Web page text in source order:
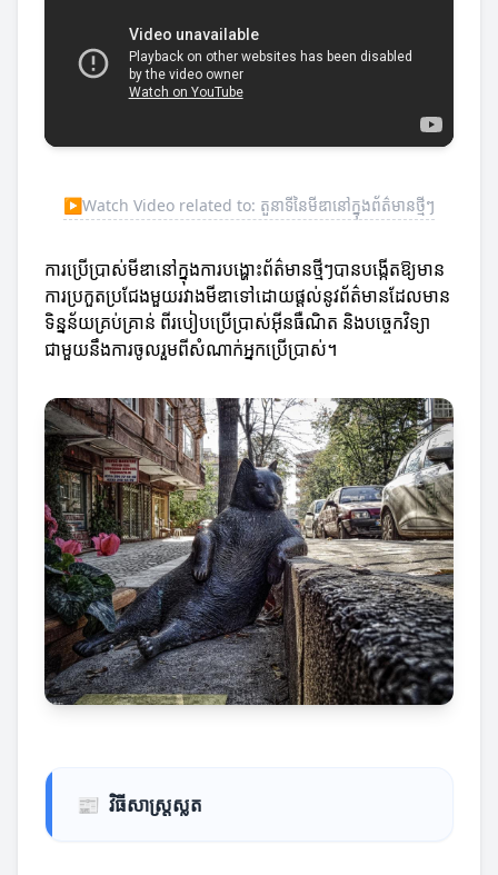
▶Watch Video related to: តួនាទីនៃមីឌានៅក្នុងព័ត៌មានថ្មីៗ
ការប្រើប្រាស់មីឌានៅក្នុងការបង្ហោះព័ត៌មានថ្មីៗបានបង្កើតឱ្យមាន
ការប្រកួតប្រជែងមួយរវាងមីឌាទៅដោយផ្តល់នូវព័ត៌មានដែលមាន
ទិន្នន័យគ្រប់គ្រាន់ ពីរបៀបប្រើប្រាស់អ៊ីនធឺណិត និងបច្ចេកវិទ្យា
ជាមួយនឹងការចូលរួមពីសំណាក់អ្នកប្រើប្រាស់។
📰 វិធីសាស្ត្រស្លត